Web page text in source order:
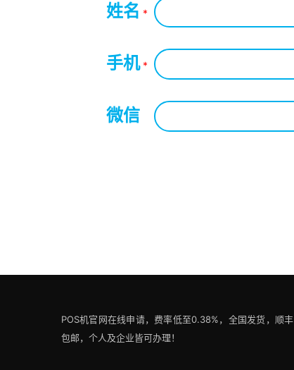
姓名 *
手机*
微信
POS机官网在线申请，费率低至0.38%，全国发货，顺丰
包邮，个人及企业皆可办理！